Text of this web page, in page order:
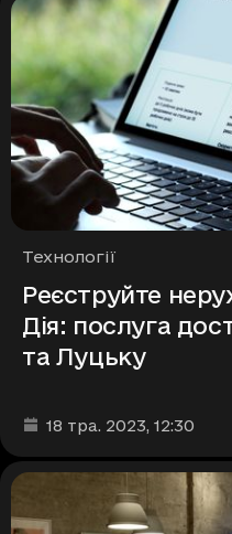
Рубрики
Технології
Реєструйте
Дія: послуга
та Луцьку
Дата та час публікації
18 тра. 2023, 12:30